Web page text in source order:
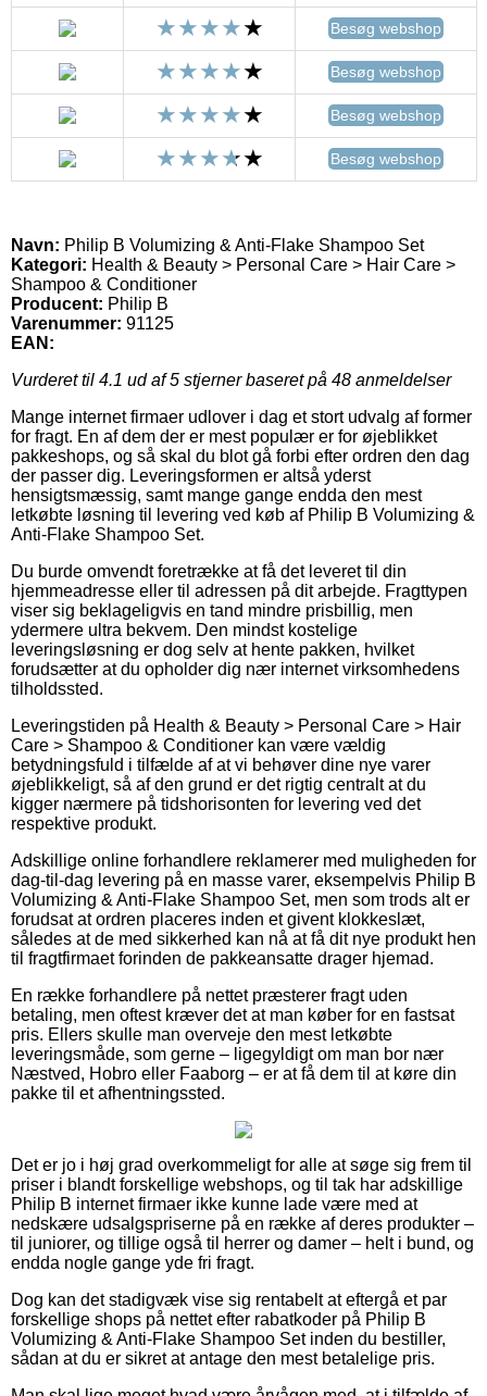
Besøg webshop
Besøg webshop
Besøg webshop
Besøg webshop
Navn: Philip B Volumizing & Anti-Flake Shampoo Set
Kategori: Health & Beauty > Personal Care > Hair Care >
Shampoo & Conditioner
Producent: Philip B
Varenummer: 91125
EAN:
Vurderet til 4.1 ud af 5 stjerner baseret på 48 anmeldelser
Mange internet firmaer udlover i dag et stort udvalg af former
for fragt. En af dem der er mest populær er for øjeblikket
pakkeshops, og så skal du blot gå forbi efter ordren den dag
der passer dig. Leveringsformen er altså yderst
hensigtsmæssig, samt mange gange endda den mest
letkøbte løsning til levering ved køb af Philip B Volumizing &
Anti-Flake Shampoo Set.
Du burde omvendt foretrække at få det leveret til din
hjemmeadresse eller til adressen på dit arbejde. Fragttypen
viser sig beklageligvis en tand mindre prisbillig, men
ydermere ultra bekvem. Den mindst kostelige
leveringsløsning er dog selv at hente pakken, hvilket
forudsætter at du opholder dig nær internet virksomhedens
tilholdssted.
Leveringstiden på Health & Beauty > Personal Care > Hair
Care > Shampoo & Conditioner kan være vældig
betydningsfuld i tilfælde af at vi behøver dine nye varer
øjeblikkeligt, så af den grund er det rigtig centralt at du
kigger nærmere på tidshorisonten for levering ved det
respektive produkt.
Adskillige online forhandlere reklamerer med muligheden for
dag-til-dag levering på en masse varer, eksempelvis Philip B
Volumizing & Anti-Flake Shampoo Set, men som trods alt er
forudsat at ordren placeres inden et givent klokkeslæt,
således at de med sikkerhed kan nå at få dit nye produkt hen
til fragtfirmaet forinden de pakkeansatte drager hjemad.
En række forhandlere på nettet præsterer fragt uden
betaling, men oftest kræver det at man køber for en fastsat
pris. Ellers skulle man overveje den mest letkøbte
leveringsmåde, som gerne – ligegyldigt om man bor nær
Næstved, Hobro eller Faaborg – er at få dem til at køre din
pakke til et afhentningssted.
Det er jo i høj grad overkommeligt for alle at søge sig frem til
priser i blandt forskellige webshops, og til tak har adskillige
Philip B internet firmaer ikke kunne lade være med at
nedskære udsalgspriserne på en række af deres produkter –
til juniorer, og tillige også til herrer og damer – helt i bund, og
endda nogle gange yde fri fragt.
Dog kan det stadigvæk vise sig rentabelt at eftergå et par
forskellige shops på nettet efter rabatkoder på Philip B
Volumizing & Anti-Flake Shampoo Set inden du bestiller,
sådan at du er sikret at antage den mest betalelige pris.